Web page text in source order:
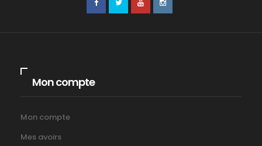
Mon compte
Mon compte
Mes avoirs